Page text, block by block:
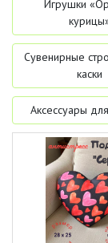
Игрушки
Сувенирные
каски
Аксессуары